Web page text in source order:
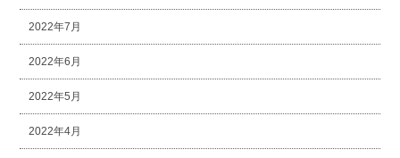
2022年7月
2022年6月
2022年5月
2022年4月